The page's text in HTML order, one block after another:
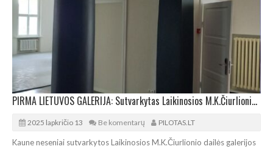
PIRMA LIETUVOS GALERIJA: Sutvarkytas Laikinosios M.K.Čiurlionio dailės galerijos vidus
2025 lapkričio 13 Be komentarų PILOTAS.LT
Kaune neseniai sutvarkytos Laikinosios M.K.Čiurlionio dailės galerijos